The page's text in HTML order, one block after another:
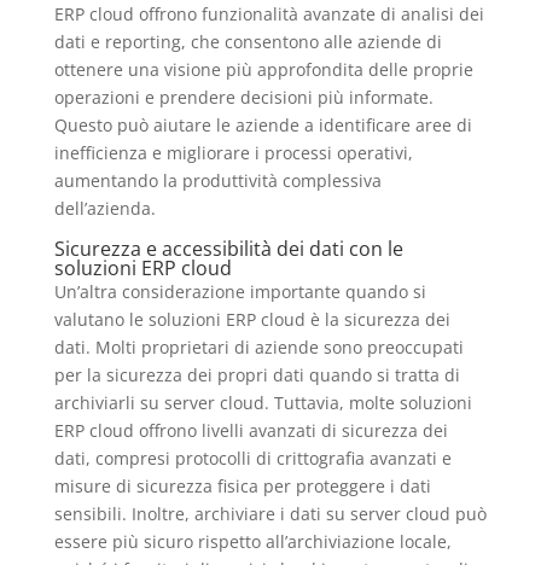
ERP cloud offrono funzionalità avanzate di analisi dei
dati e reporting, che consentono alle aziende di
ottenere una visione più approfondita delle proprie
operazioni e prendere decisioni più informate.
Questo può aiutare le aziende a identificare aree di
inefficienza e migliorare i processi operativi,
aumentando la produttività complessiva
dell’azienda.
Sicurezza e accessibilità dei dati con le
soluzioni ERP cloud
Un’altra considerazione importante quando si
valutano le soluzioni ERP cloud è la sicurezza dei
dati. Molti proprietari di aziende sono preoccupati
per la sicurezza dei propri dati quando si tratta di
archiviarli su server cloud. Tuttavia, molte soluzioni
ERP cloud offrono livelli avanzati di sicurezza dei
dati, compresi protocolli di crittografia avanzati e
misure di sicurezza fisica per proteggere i dati
sensibili. Inoltre, archiviare i dati su server cloud può
essere più sicuro rispetto all’archiviazione locale,